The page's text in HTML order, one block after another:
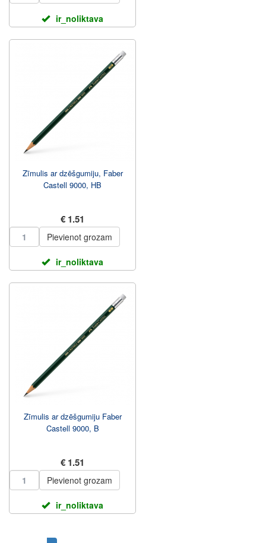
ir_noliktava
Zīmulis ar dzēšgumiju, Faber
Castell 9000, HB
€ 1.51
Pievienot grozam
ir_noliktava
Zīmulis ar dzēšgumiju Faber
Castell 9000, B
€ 1.51
Pievienot grozam
ir_noliktava